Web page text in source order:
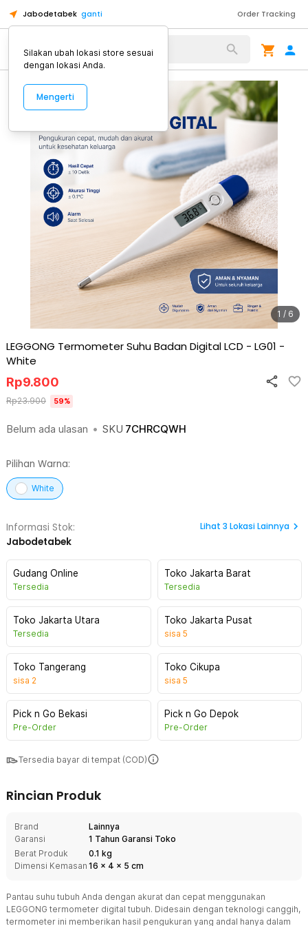
Jabodetabek ganti Order Tracking
Alat Kopi
1 / 6
LEGGONG Termometer Suhu Badan Digital LCD - LG01 -
White
Belum ada ulasan • SKU 7CHRCQWH
Rp9.800
Rp23.900 59%
Pilihan Warna:
White
Informasi Stok:
Jabodetabek
Lihat 3 Lokasi Lainnya
Gudang Online
Tersedia
Toko Jakarta Barat
Tersedia
Toko Jakarta Utara
Tersedia
Toko Jakarta Pusat
sisa 5
Toko Tangerang
sisa 2
Toko Cikupa
sisa 5
Pick n Go Bekasi
Pre-Order
Pick n Go Depok
Pre-Order
Tersedia bayar di tempat (COD)
Rincian Produk
Brand
Lainnya
Garansi
1 Tahun Garansi Toko
Berat Produk
0.1 kg
Dimensi Kemasan 16 x 4 x 5 cm
Pantau suhu tubuh Anda dengan akurat dan cepat menggunakan
LEGGONG termometer digital tubuh. Didesain dengan teknologi canggih,
termometer ini memberikan hasil pengukuran yang andal hanya dalam
Silakan ubah lokasi store sesuai
dengan lokasi Anda.
Mengerti